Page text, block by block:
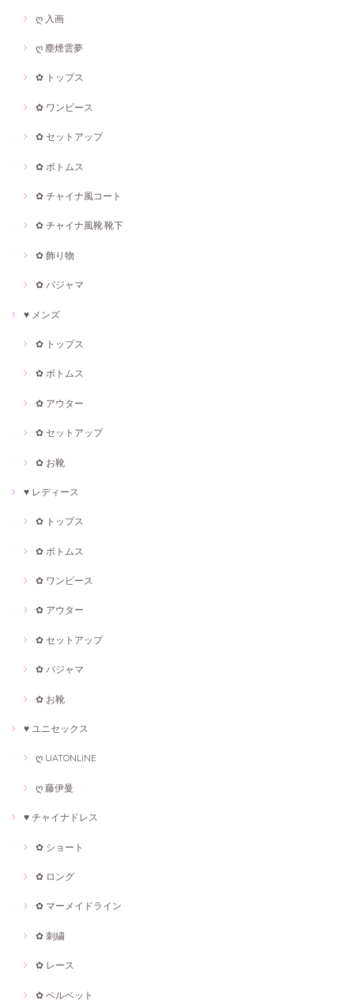
ღ 入画
ღ 塵煙雲夢
✿ トップス
✿ ワンピース
✿ セットアップ
✿ ボトムス
✿ チャイナ風コート
✿ チャイナ風靴·靴下
✿ 飾り物
✿ パジャマ
♥ メンズ
✿ トップス
✿ ボトムス
✿ アウター
✿ セットアップ
✿ お靴
♥ レディース
✿ トップス
✿ ボトムス
✿ ワンピース
✿ アウター
✿ セットアップ
✿ パジャマ
✿ お靴
♥ ユニセックス
ღ UATONLINE
ღ 藤伊曼
♥ チャイナドレス
✿ ショート
✿ ロング
✿ マーメイドライン
✿ 刺繍
✿ レース
✿ ベルベット